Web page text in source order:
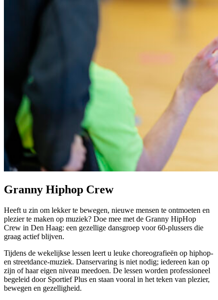
Granny Hiphop Crew
Heeft u zin om lekker te bewegen, nieuwe mensen te ontmoeten en
plezier te maken op muziek? Doe mee met de Granny HipHop
Crew in Den Haag: een gezellige dansgroep voor 60-plussers die
graag actief blijven.
Tijdens de wekelijkse lessen leert u leuke choreografieën op hiphop-
en streetdance-muziek. Danservaring is niet nodig; iedereen kan op
zijn of haar eigen niveau meedoen. De lessen worden professioneel
begeleid door Sportief Plus en staan vooral in het teken van plezier,
bewegen en gezelligheid.